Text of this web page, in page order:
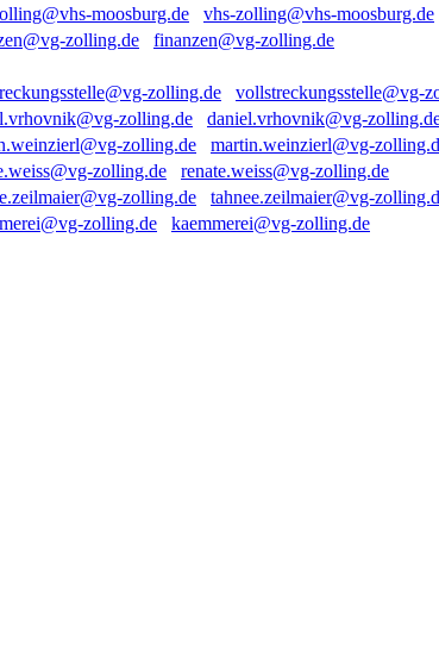
vhs-zolling@vhs-moosburg.de
finanzen@vg-zolling.de
vollstreckungsstelle@vg-
daniel.vrhovnik@vg-
martin.weinzierl@vg-
renate.weiss@vg-zolling.de
tahnee.zeilmaier@vg-
kaemmerei@vg-zolling.de